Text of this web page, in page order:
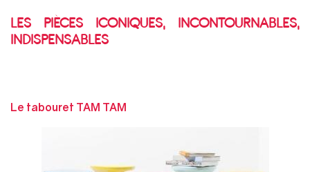
LES PIÈCES ICONIQUES, INCONTOURNABLES,
INDISPENSABLES
Le tabouret TAM TAM